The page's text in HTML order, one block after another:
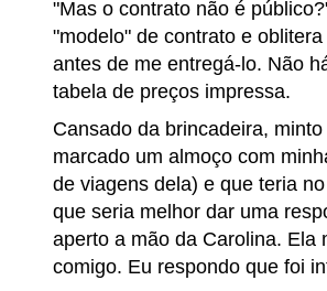
"Mas o contrato não é
"modelo" de contrato e
antes de me entregá-lo. Não
tabela de preços impressa.
Cansado da brincadeira,
marcado um almoço com
de viagens dela) e que teria
que seria melhor dar uma
aperto a mão da Carolina. Ela
comigo. Eu respondo que foi